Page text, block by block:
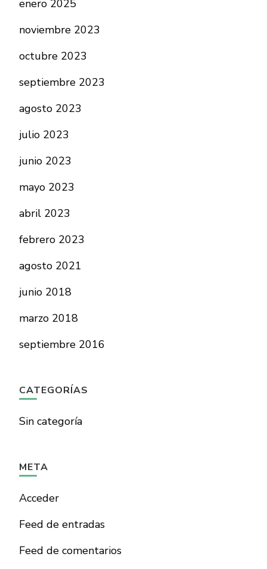
enero 2025
noviembre 2023
octubre 2023
septiembre 2023
agosto 2023
julio 2023
junio 2023
mayo 2023
abril 2023
febrero 2023
agosto 2021
junio 2018
marzo 2018
septiembre 2016
CATEGORÍAS
Sin categoría
META
Acceder
Feed de entradas
Feed de comentarios